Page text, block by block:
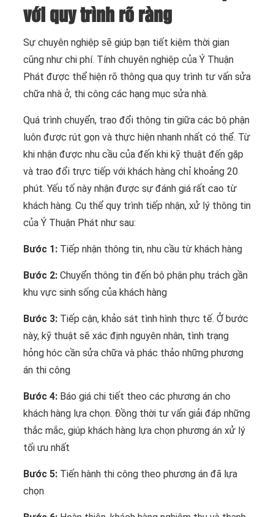
với quy trình rõ ràng
Sự chuyên nghiệp sẽ giúp bạn tiết kiệm thời gian
cũng như chi phí. Tính chuyên nghiệp của Ý Thuận
Phát được thể hiện rõ thông qua quy trình tư vấn sửa
chữa nhà ở, thi công các hạng mục sửa nhà.
Quá trình chuyển, trao đổi thông tin giữa các bộ phận
luôn được rút gọn và thực hiện nhanh nhất có thể. Từ
khi nhận được nhu cầu của đến khi kỹ thuật đến gặp
và trao đổi trực tiếp với khách hàng chỉ khoảng 20
phút. Yếu tố này nhận được sự đánh giá rất cao từ
khách hàng. Cụ thể quy trình tiếp nhận, xử lý thông tin
của Ý Thuận Phát như sau:
Bước 1: Tiếp nhận thông tin, nhu cầu từ khách hàng
Bước 2: Chuyển thông tin đến bộ phận phụ trách gần
khu vực sinh sống của khách hàng
Bước 3: Tiếp cận, khảo sát tình hình thực tế. Ở bước
này, kỹ thuật sẽ xác định nguyên nhân, tình trạng
hỏng hóc cần sửa chữa và phác thảo những phương
án thi công
Bước 4: Báo giá chi tiết theo các phương án cho
khách hàng lựa chọn. Đồng thời tư vấn giải đáp những
thắc mắc, giúp khách hàng lựa chọn phương án xử lý
tối ưu nhất
Bước 5: Tiến hành thi công theo phương án đã lựa
chọn